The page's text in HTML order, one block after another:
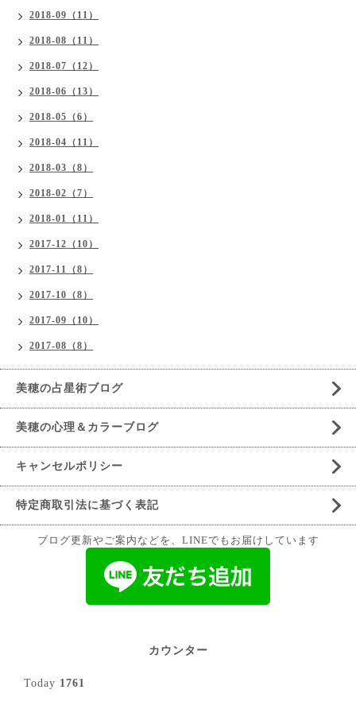
2018-09（11）
2018-08（11）
2018-07（12）
2018-06（13）
2018-05（6）
2018-04（11）
2018-03（8）
2018-02（7）
2018-01（11）
2017-12（10）
2017-11（8）
2017-10（8）
2017-09（10）
2017-08（8）
美穂の占星術ブログ
美穂の心理＆カラーブログ
キャンセルポリシー
特定商取引法に基づく表記
ブログ更新やご案内などを、LINEでもお届けしています
カウンター
Today 1761